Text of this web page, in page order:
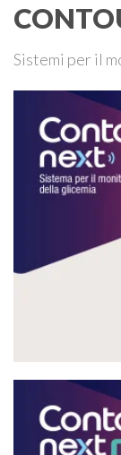
Sistemi per il